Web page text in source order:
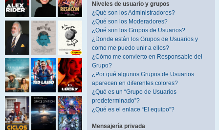
Niveles de usuario y grupos
¿Qué son los Administradores?
¿Qué son los Moderadores?
¿Qué son los Grupos de Usuarios?
¿Donde están los Grupos de Usuarios y
como me puedo unir a ellos?
¿Cómo me convierto en Responsable del
Grupo?
¿Por qué algunos Grupos de Usuarios
aparecen en diferentes colores?
¿Qué es un “Grupo de Usuarios
predeterminado”?
¿Qué es el enlace “El equipo”?
Mensajería privada